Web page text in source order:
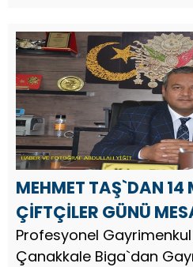
Mayıs Atatürk’ü Anma,
Bayramı nedeniyle bir
MEHMET TAŞ`DAN 14
ÇİFTÇİLER GÜNÜ
Profesyonel
Çanakkale Biga`dan